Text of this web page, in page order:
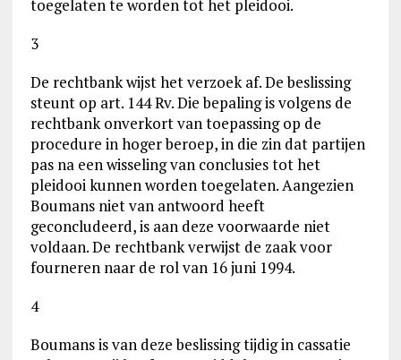
toegelaten te worden tot het pleidooi.
3
De rechtbank wijst het verzoek af. De beslissing
steunt op art. 144 Rv. Die bepaling is volgens de
rechtbank onverkort van toepassing op de
procedure in hoger beroep, in die zin dat partijen
pas na een wisseling van conclusies tot het
pleidooi kunnen worden toegelaten. Aangezien
Boumans niet van antwoord heeft
geconcludeerd, is aan deze voorwaarde niet
voldaan. De rechtbank verwijst de zaak voor
fourneren naar de rol van 16 juni 1994.
4
Boumans is van deze beslissing tijdig in cassatie